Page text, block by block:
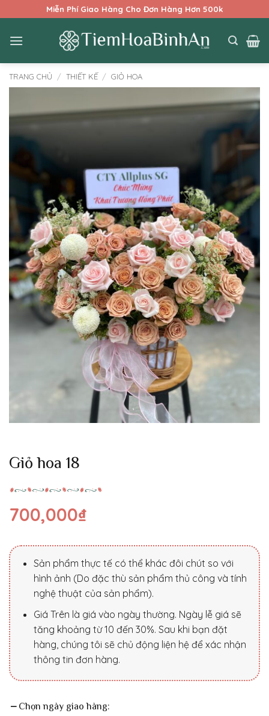
qua
nội
Miễn Phí Giao Hàng Cho Đơn Hàng Hơn 500k
TRANG CHỦ / THIẾT KẾ / GIỎ HOA
Giỏ hoa 18
700,000₫
Sản phẩm thực tế có thể khác đôi chút so với
hình ảnh (Do đặc thù sản phẩm thủ công và tính
nghệ thuật của sản phẩm).
Giá Trên là giá vào ngày thường. Ngày lễ giá sẽ
tăng khoảng từ 10 đến 30%. Sau khi bạn đặt
hàng, chúng tôi sẽ chủ động liện hệ để xác nhận
thông tin đơn hàng.
Chọn ngày giao hàng: